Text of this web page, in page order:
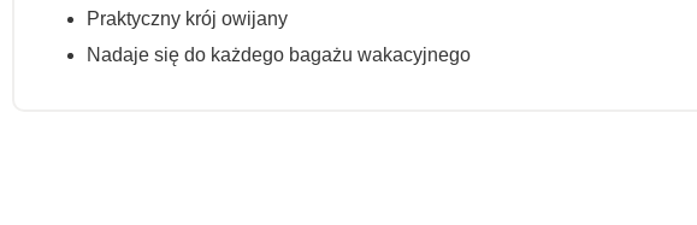
Praktyczny krój owijany
Nadaje się do każdego bagażu wakacyjnego